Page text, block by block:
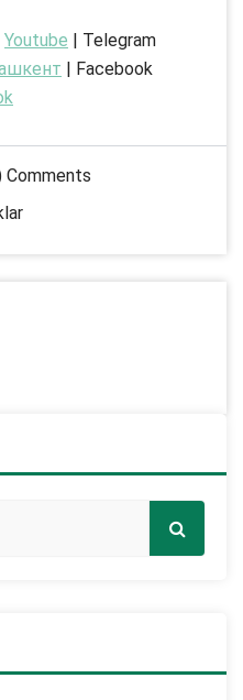
Youtube | Telegram
| Facebook
Comments